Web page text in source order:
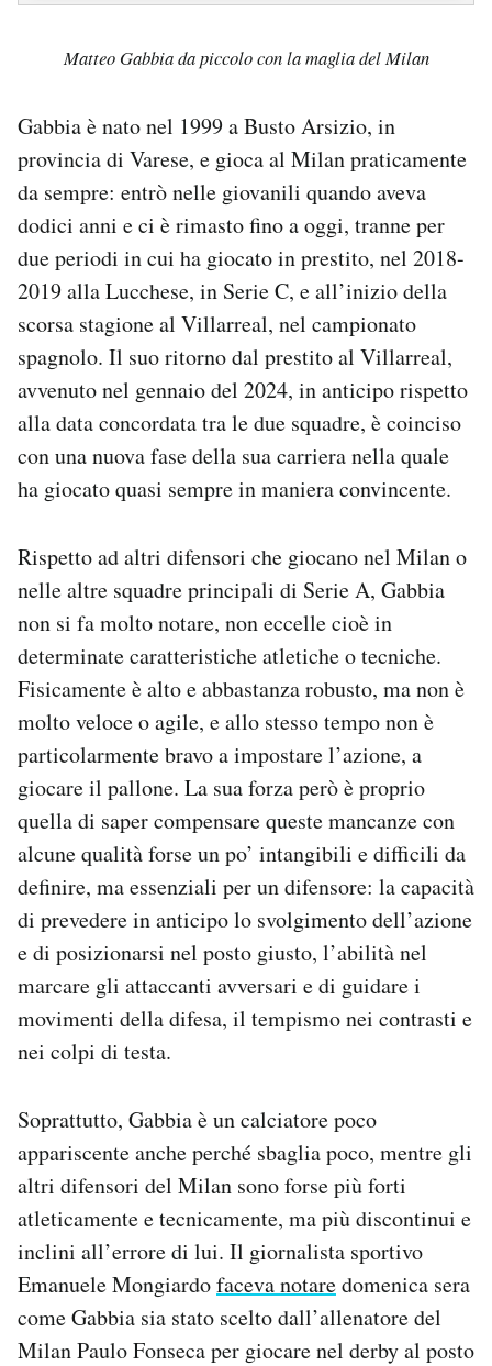
Matteo Gabbia da piccolo con la maglia del Milan
Gabbia è nato nel 1999 a Busto Arsizio, in
provincia di Varese, e gioca al Milan praticamente
da sempre: entrò nelle giovanili quando aveva
dodici anni e ci è rimasto fino a oggi, tranne per
due periodi in cui ha giocato in prestito, nel 2018-
2019 alla Lucchese, in Serie C, e all’inizio della
scorsa stagione al Villarreal, nel campionato
spagnolo. Il suo ritorno dal prestito al Villarreal,
avvenuto nel gennaio del 2024, in anticipo rispetto
alla data concordata tra le due squadre, è coinciso
con una nuova fase della sua carriera nella quale
ha giocato quasi sempre in maniera convincente.
Rispetto ad altri difensori che giocano nel Milan o
nelle altre squadre principali di Serie A, Gabbia
non si fa molto notare, non eccelle cioè in
determinate caratteristiche atletiche o tecniche.
Fisicamente è alto e abbastanza robusto, ma non è
molto veloce o agile, e allo stesso tempo non è
particolarmente bravo a impostare l’azione, a
giocare il pallone. La sua forza però è proprio
quella di saper compensare queste mancanze con
alcune qualità forse un po’ intangibili e difficili da
definire, ma essenziali per un difensore: la capacità
di prevedere in anticipo lo svolgimento dell’azione
e di posizionarsi nel posto giusto, l’abilità nel
marcare gli attaccanti avversari e di guidare i
movimenti della difesa, il tempismo nei contrasti e
nei colpi di testa.
Soprattutto, Gabbia è un calciatore poco
appariscente anche perché sbaglia poco, mentre gli
altri difensori del Milan sono forse più forti
atleticamente e tecnicamente, ma più discontinui e
inclini all’errore di lui. Il giornalista sportivo
Emanuele Mongiardofaceva notaredomenica sera
come Gabbia sia stato scelto dall’allenatore del
Milan Paulo Fonseca per giocare nel derby al posto